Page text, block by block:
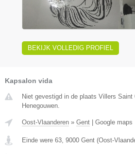
BEKIJK VOLLEDIG PROFIEL
Kapsalon vida
Niet gevestigd in de plaats Villers
Henegouwen.
Oost-Vlaanderen » Gent Google maps
Einde were 63, 9000 Gent (Oost-